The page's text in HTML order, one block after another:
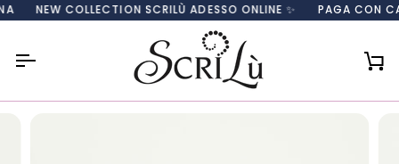
Salta
al
NEW COLLECTION SCRILÙ ADESSO ONLINE ✨ PAGA CON